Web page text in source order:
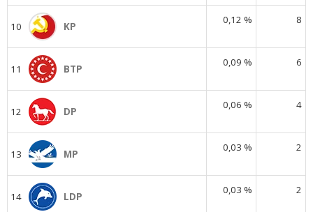
10 KP
0,12 % 8
11 BTP
0,09 % 6
12 DP
0,06 % 4
13 MP
0,03 % 2
14 LDP
0,03 % 2